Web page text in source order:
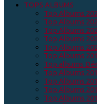
TOPS ALBUMS
Top Albums
Top Albums
Top Albums
Top Albums
Top Albums
Top Albums
Top albums
Top Albums
Top Albums
Top Albums
Top Albums